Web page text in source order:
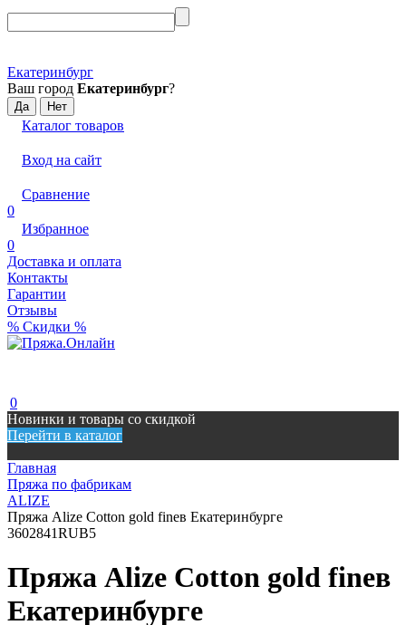
Екатеринбург
Ваш город Екатеринбург?
Каталог товаров
Вход на сайт
Сравнение
0
Избранное
0
Доставка и оплата
Контакты
Гарантии
Отзывы
% Скидки %
0
Новинки и товары со скидкой
Перейти в каталог
Главная
Пряжа по фабрикам
ALIZE
Пряжа Alize Cotton gold fineв Екатеринбурге
3602841RUB5
Пряжа Alize Cotton gold fineв
Екатеринбурге